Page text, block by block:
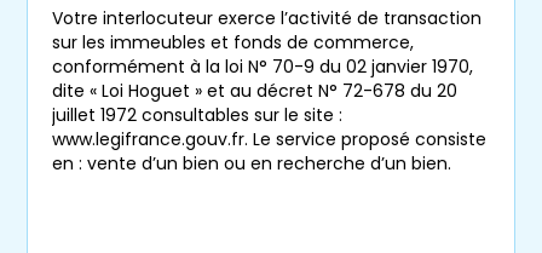
viager à la Roche-sur-Yon.
Votre interlocuteur exerce l’activité de transaction
sur les immeubles et fonds de commerce,
conformément à la loi N° 70-9 du 02 janvier 1970,
dite « Loi Hoguet » et au décret N° 72-678 du 20
juillet 1972 consultables sur le site :
www.legifrance.gouv.fr. Le service proposé consiste
en : vente d’un bien ou en recherche d’un bien.